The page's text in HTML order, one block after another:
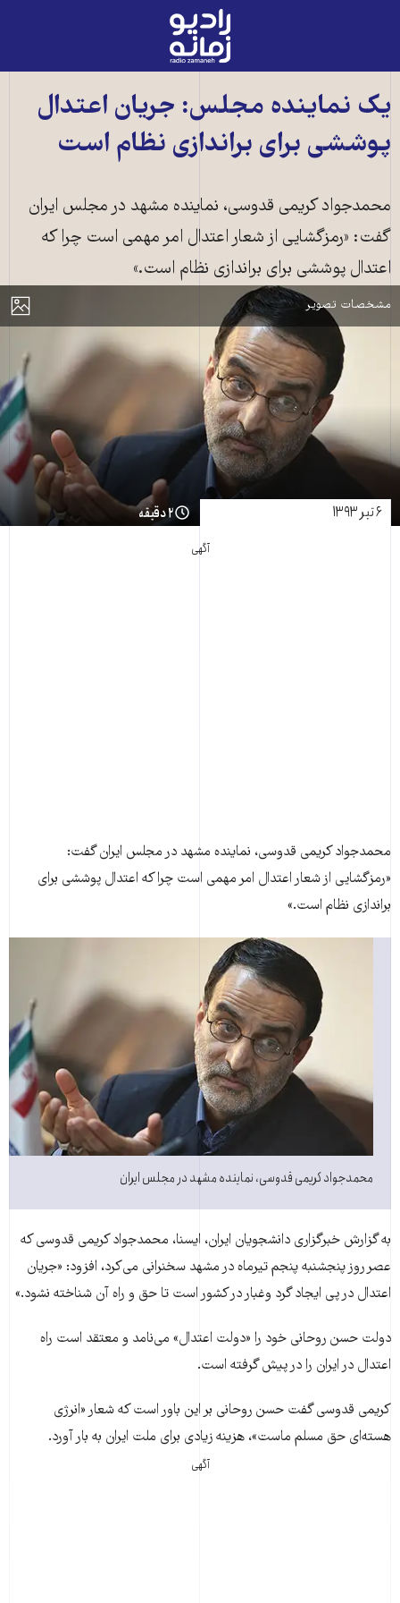
رادیو
زمانه
صفحه
اصلی
یک نماینده مجلس: جریان اعتدال
پوششی برای براندازی نظام است
محمدجواد کريمی قدوسی، نماينده مشهد در مجلس ایران
گفت: «رمزگشايی از شعار اعتدال امر مهمی است چرا که
اعتدال پوششی برای براندازی نظام است.»
نمایش
مشخصات تصویر
جواد کریمی قدوسی، نماینده محافظه‌کار مجلس
۶ تیر ۱۳۹۳ ۲ دقیقه
آگهی
محمدجواد کريمی قدوسی، نماينده مشهد در مجلس ایران گفت:
«رمزگشايی از شعار اعتدال امر مهمی است چرا که اعتدال پوششی برای
براندازی نظام است.»
محمدجواد کريمی قدوسی، نماينده مشهد در مجلس ایران
به گزارش خبرگزاری دانشجويان ايران، ايسنا، محمدجواد کريمی قدوسی که
عصر روز پنجشنبه پنجم تیرماه در مشهد سخنرانی می‌کرد، افزود: «جريان
اعتدال در پی ايجاد گرد وغبار در کشور است تا حق و راه آن شناخته نشود.»
دولت حسن روحانی خود را «دولت اعتدال» می‌نامد و معتقد است راه
اعتدال در ایران را در پیش گرفته است.
کريمی قدوسی گفت حسن روحانی بر اين باور است که شعار «انرژی
هسته‌ای حق مسلم ماست»، هزينه زيادی برای ملت ايران به بار آورد.
آگهی